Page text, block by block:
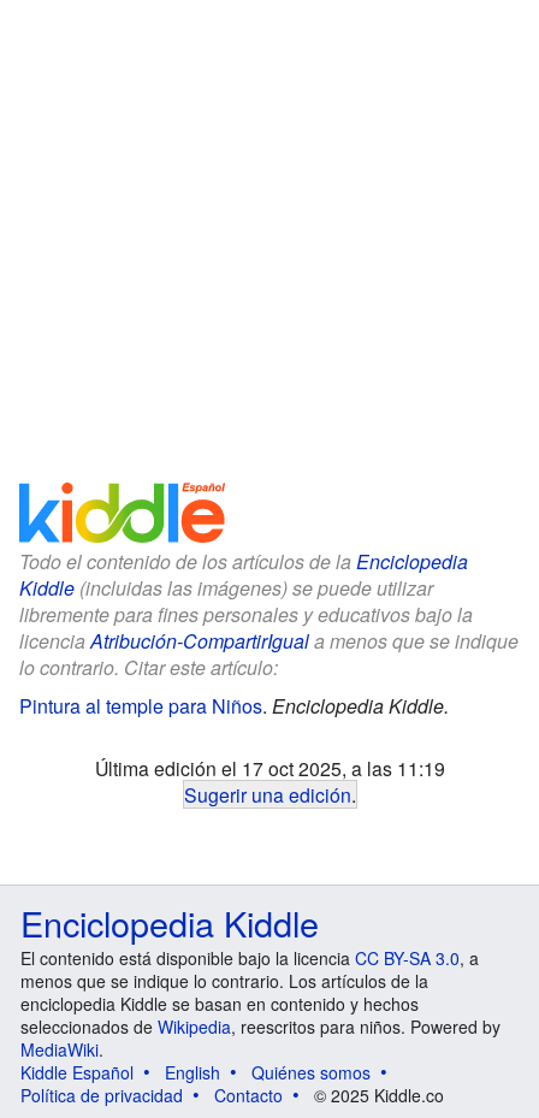
Todo el contenido de los artículos de la Enciclopedia
Kiddle (incluidas las imágenes) se puede utilizar
libremente para fines personales y educativos bajo la
licenciaAtribución-CompartirIguala menos que se indique
lo contrario. Citar este artículo:
Pintura al temple para Niños. Enciclopedia Kiddle.
Última edición el 17 oct 2025, a las 11:19
Sugerir una edición.
Enciclopedia Kiddle
El contenido está disponible bajo la licencia CC BY-SA 3.0, a
menos que se indique lo contrario. Los artículos de la
enciclopedia Kiddle se basan en contenido y hechos
seleccionados de Wikipedia, reescritos para niños. Powered by
MediaWiki.
Kiddle Español
English
Quiénes somos
Política de privacidad
Contacto © 2025 Kiddle.co